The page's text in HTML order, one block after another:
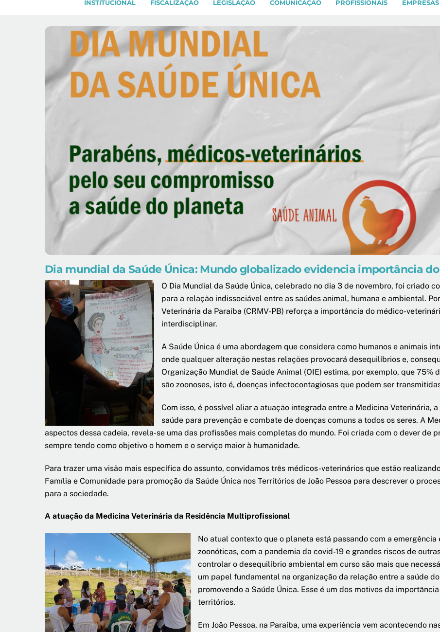
INSTITUCIONAL FISCALIZAÇÃO LEGISLAÇÃO COMUNICAÇÃO PROFISSIONAIS EMPRESAS
Dia mundial da Saúde Única: Mundo globalizado evidencia importância
O Dia Mundial da Saúde Única, celebrado no dia 3 de novembro, foi criado
para a relação indissociável entre as saúdes animal, humana e ambiental.
Veterinária da Paraíba (CRMV-PB) reforça a importância do médico-
interdisciplinar.
A Saúde Única é uma abordagem que considera como humanos e animais
onde qualquer alteração nestas relações provocará desequilíbrios e,
Organização Mundial de Saúde Animal (OIE) estima, por exemplo, que 75%
são zoonoses, isto é, doenças infectocontagiosas que podem ser
Com isso, é possível aliar a atuação integrada entre a Medicina Veterinária,
saúde para prevenção e combate de doenças comuns a todos os seres. A
aspectos dessa cadeia, revela-se uma das profissões mais completas do mundo. Foi criada com o dever de
sempre tendo como objetivo o homem e o serviço maior à humanidade.
Para trazer uma visão mais específica do assunto, convidamos três médicos-veterinários que estão
Família e Comunidade para promoção da Saúde Única nos Territórios de João Pessoa para descrever o
para a sociedade.
A atuação da Medicina Veterinária da Residência Multiprofissional
No atual contexto que o planeta está passando com a
zoonóticas, com a pandemia da covid-19 e grandes riscos de
controlar o desequilíbrio ambiental em curso são mais que
um papel fundamental na organização da relação entre a saúde
promovendo a Saúde Única. Esse é um dos motivos da
territórios.
Em João Pessoa, na Paraíba, uma experiência vem acontecendo